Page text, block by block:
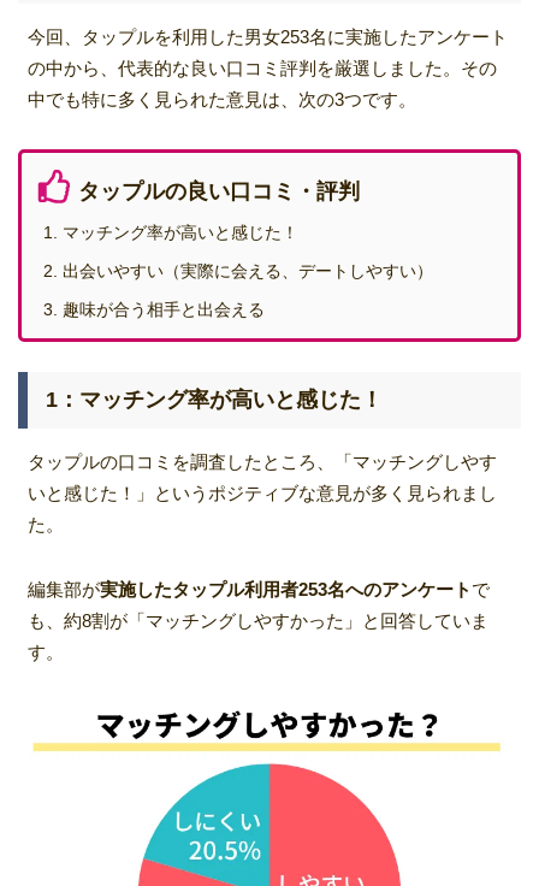
費用/コスパ 4.0 ／5
女性とのマッチング数を考えると、費用対効果は良好だ
多くのユーザーが参加するのではないかと思います。
今回、タップルを利用した男女253名に実施したアンケート
の中から、代表的な良い口コミ評判を厳選しました。その
中でも特に多く見られた意見は、次の3つです。
タップルの良い口コミ・評判
マッチング率が高いと感じた！
出会いやすい（実際に会える、デートしやすい）
趣味が合う相手と出会える
1：マッチング率が高いと感じた！
タップルの口コミを調査したところ、「マッチングしやす
いと感じた！」というポジティブな意見が多く見られまし
た。
編集部が実施したタップル利用者253名へのアンケート で
も、約8割が「マッチングしやすかった」と回答していま
す。